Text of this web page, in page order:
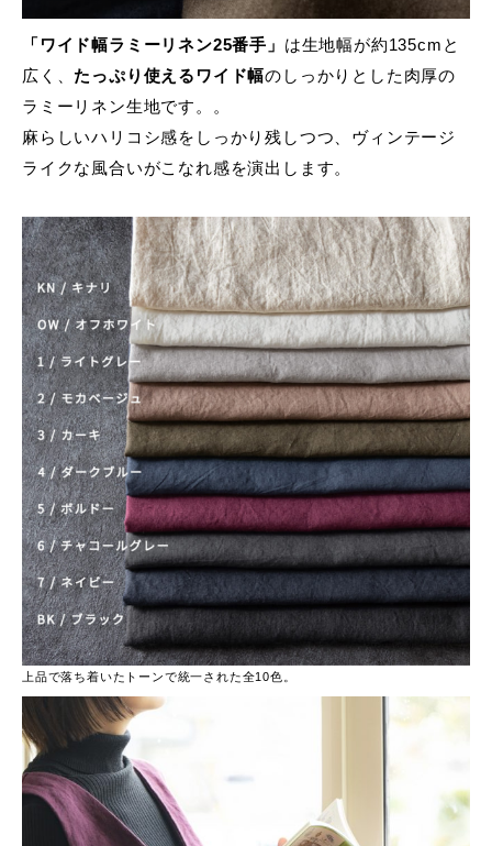
「ワイド幅ラミーリネン25番手」 は生地幅が約135cmと
広く、 たっぷり使えるワイド幅のしっかりとした肉厚の
ラミーリネン生地です。。
麻らしいハリコシ感をしっかり残しつつ、ヴィンテージ
ライクな風合いがこなれ感を演出します。
上品で落ち着いたトーンで統一された全10色。